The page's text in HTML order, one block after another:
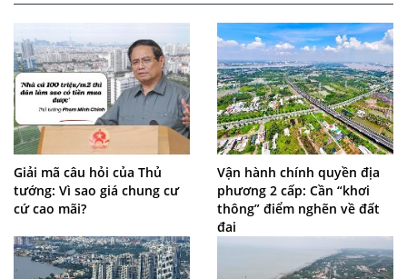
Giải mã câu hỏi của Thủ
tướng: Vì sao giá chung cư
cứ cao mãi?
Vận hành chính quyền địa
phương 2 cấp: Cần “khơi
thông” điểm nghẽn về đất
đai